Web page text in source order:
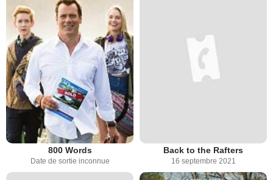
800 Words
Date de sortie inconnue
Back to the Rafters
16 septembre 2021